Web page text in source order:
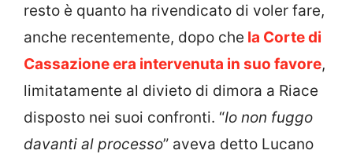
resto è quanto ha rivendicato di voler fare,
anche recentemente, dopo che la Corte di
Cassazione era intervenuta in suo favore,
limitatamente al divieto di dimora a Riace
disposto nei suoi confronti. “Io non fuggo
davanti al processo” aveva detto Lucano